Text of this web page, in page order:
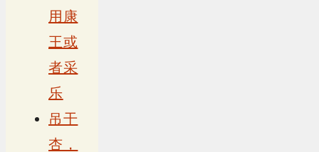
用康
王或
者采
乐
吊干
杏，